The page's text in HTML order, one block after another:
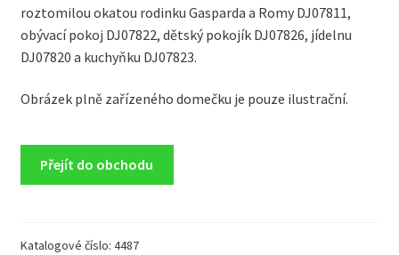
roztomilou okatou rodinku Gasparda a Romy DJ07811,
obývací pokoj DJ07822, dětský pokojík DJ07826, jídelnu
DJ07820 a kuchyňku DJ07823.
Obrázek plně zařízeného domečku je pouze ilustrační.
Přejít do obchodu
Katalogové číslo: 4487